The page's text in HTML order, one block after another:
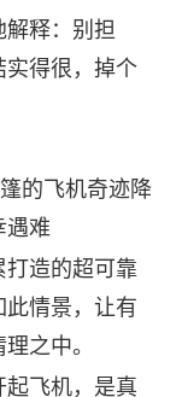
释：别担
实得很，掉个
的飞机奇迹降
遇难
打造的超可靠
情景，让有
之中。
飞机，是真